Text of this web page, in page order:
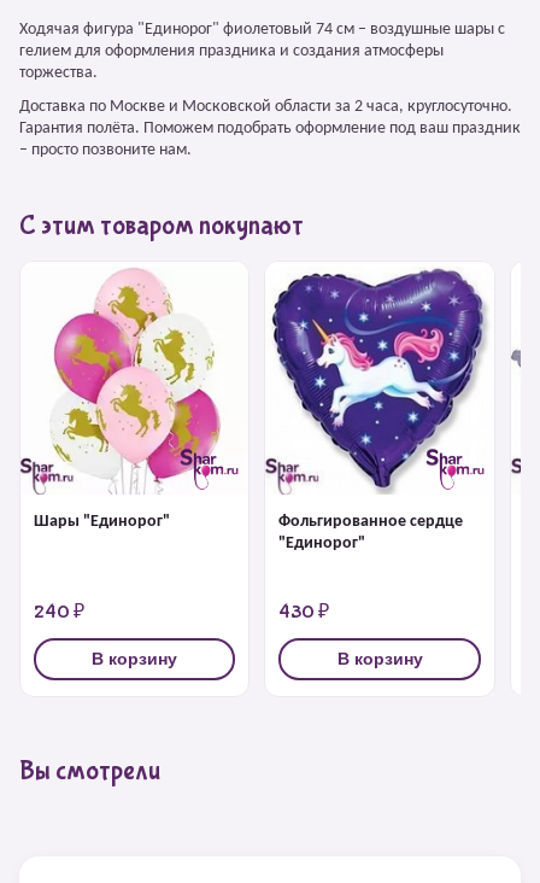
Ходячая фигура "Единорог" фиолетовый 74 см – воздушные шары с
гелием для оформления праздника и создания атмосферы
торжества.
Доставка по Москве и Московской области за 2 часа, круглосуточно.
Гарантия полёта. Поможем подобрать оформление под ваш праздник
– просто позвоните нам.
С этим товаром покупают
Шары "Единорог"
240 ₽
В корзину
Фольгированное сердце
"Единорог"
430 ₽
В корзину
Вы смотрели